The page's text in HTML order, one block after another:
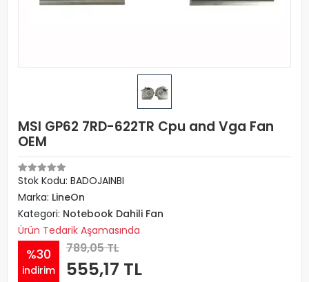
MSI GP62 7RD-622TR Cpu and Vga Fan
OEM
Stok Kodu: BADOJAINBI
Marka: LineOn
Kategori: Notebook Dahili Fan
Ürün Tedarik Aşamasında
%30
indirim
789,05 TL
555,17 TL